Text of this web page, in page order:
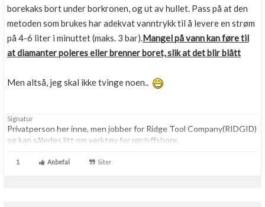
Kom i gang med Boligmappa
Se din bolig? Klikk her
Boligmappa+
Nytt
borekaks bort under borkronen, og ut av hullet. Pass på at den
metoden som brukes har adekvat vanntrykk til å levere en strøm
på 4-6 liter i minuttet (maks. 3 bar).Mangel på vann kan føre til
at diamanter poleres eller brenner boret, slik at det blir blått
Men altså, jeg skal ikke tvinge noen..
Signatur
Privatperson her inne, men jobber for Ridge Tool Company(RIDGID)
og kan således litt om verktøy for rør/offshore.
1 Anbefal Siter